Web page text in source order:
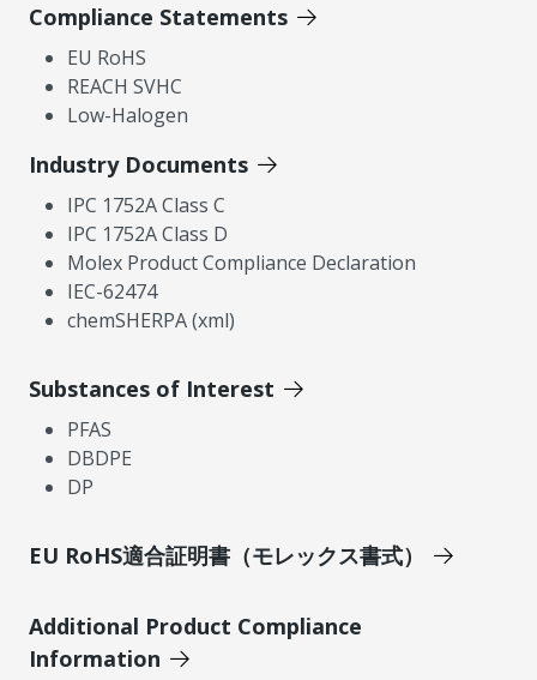
Compliance Statements
EU RoHS
REACH SVHC
Low-Halogen
Industry Documents
IPC 1752A Class C
IPC 1752A Class D
Molex Product Compliance Declaration
IEC-62474
chemSHERPA (xml)
Substances of Interest
PFAS
DBDPE
DP
EU RoHS適合証明書（モレックス書式）
Additional Product Compliance
Information